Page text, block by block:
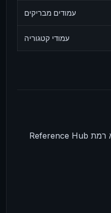
עמודים מבריקים
עמודי קטגוריה